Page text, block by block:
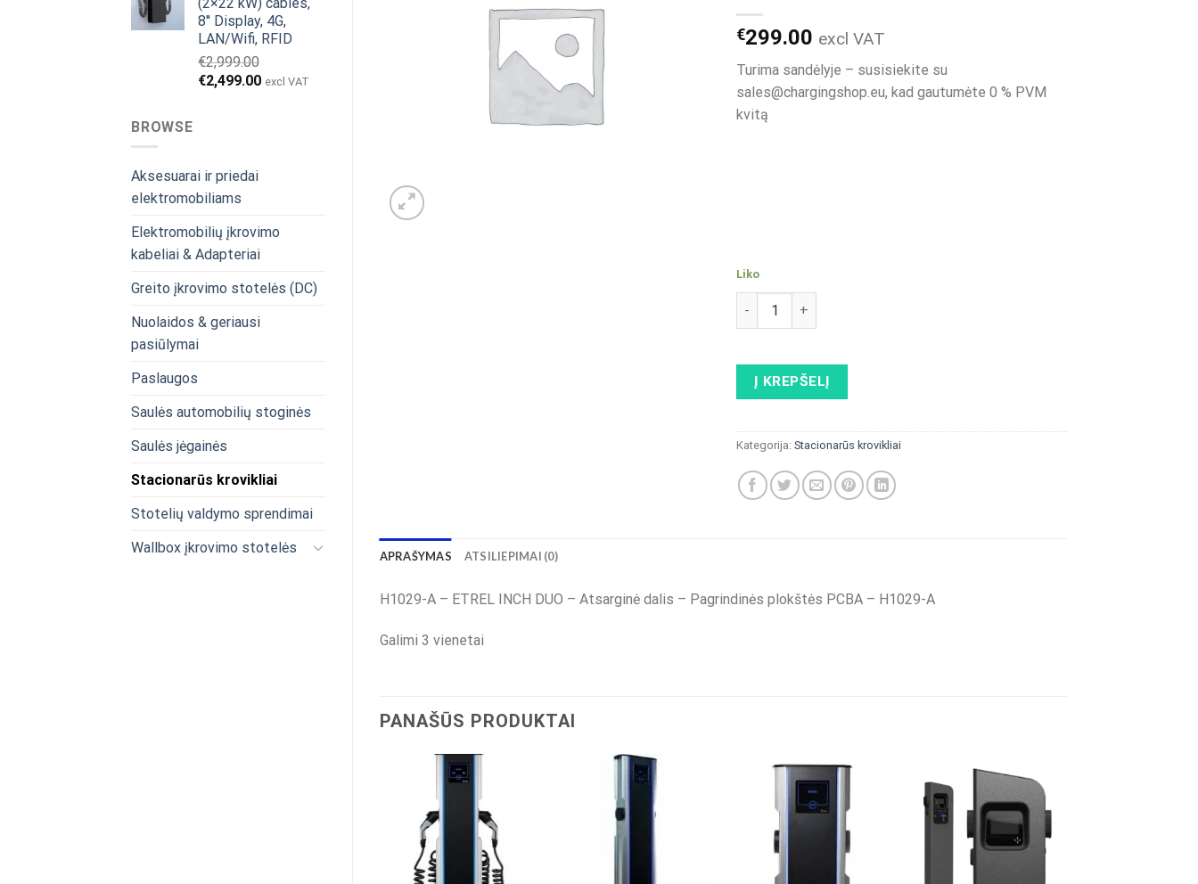
8'' Display, 4G,
LAN/Wifi, RFID
€2,999.00
Original
€2,499.00Current
excl VAT
BROWSE
Aksesuarai ir priedai
elektromobiliams
Elektromobilių įkrovimo
kabeliai & Adapteriai
Greito įkrovimo stotelės (DC)
Nuolaidos & geriausi
pasiūlymai
Paslaugos
Saulės automobilių stoginės
Saulės jėgainės
Stacionarūs krovikliai
Stotelių valdymo sprendimai
Wallbox įkrovimo stotelės
€299.00 excl VAT
Turima sandėlyje – susisiekite su
sales@chargingshop.eu, kad gautumėte 0 % PVM
kvitą
Liko
produkto kiekis: H1029-A ETREL INCH DUO - Atsarginė dalis -
Į KREPŠELĮ
Kategorija:Stacionarūs krovikliai
APRAŠYMAS ATSILIEPIMAI (0)
H1029-A – ETREL INCH DUO – Atsarginė dalis – Pagrindinės plokštės PCBA – H1029-A
Galimi 3 vienetai
PANAŠŪS PRODUKTAI